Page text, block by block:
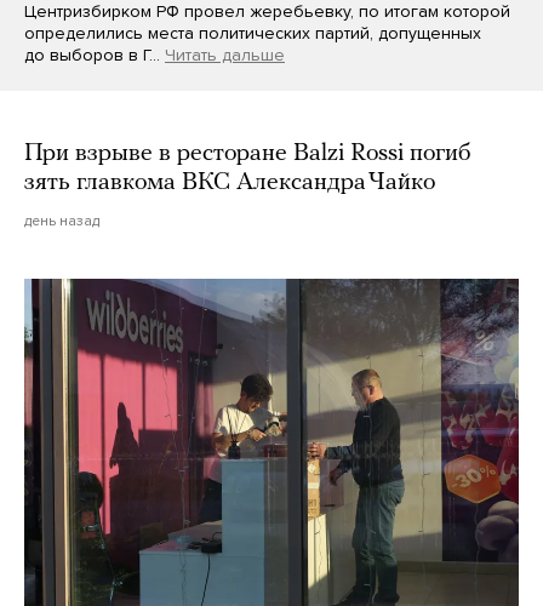
Центризбирком РФ провел жеребьевку, по итогам которой
определились места политических партий, допущенных
до выборов в Г… Читать дальше
При взрыве в ресторане Balzi Rossi погиб
зять главкома ВКС Александра Чайко
день назад